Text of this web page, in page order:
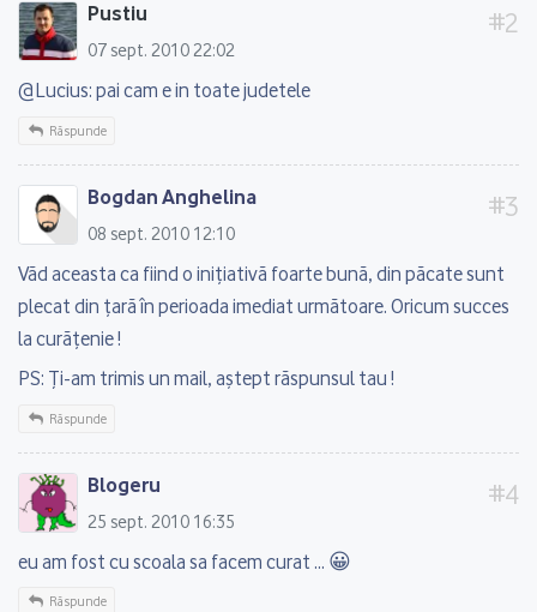
Pustiu
07 sept. 2010 22:02
@Lucius: pai cam e in toate judetele
Răspunde
Bogdan Anghelina
08 sept. 2010 12:10
Văd aceasta ca fiind o inițiativă foarte bună, din păcate sunt
plecat din țară în perioada imediat următoare. Oricum succes
la curățenie !
PS: Ți-am trimis un mail, aștept răspunsul tau !
Răspunde
Blogeru
25 sept. 2010 16:35
eu am fost cu scoala sa facem curat … 😀
Răspunde